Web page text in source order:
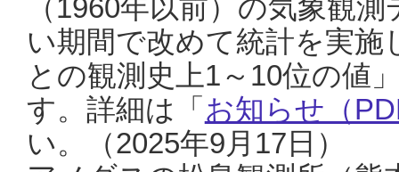
（1960年以前）の気象観
い期間で改めて統計を実
との観測史上1～10位の値
す。詳細は「 お知らせ（
い。（2025年9月17日）